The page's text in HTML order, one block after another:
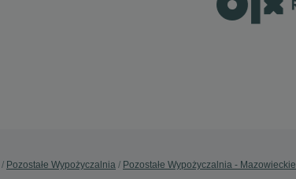
Pozostałe Wypożyczalnia Pozostałe Wypożyczalnia - Mazowieckie